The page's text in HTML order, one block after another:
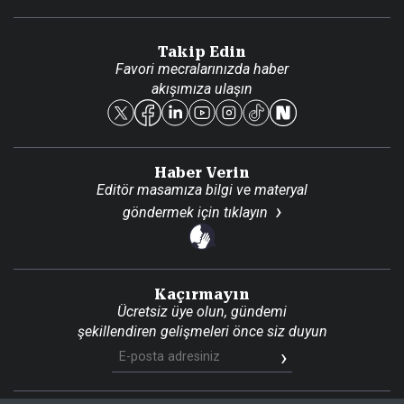
Reklam Ver
Takip Edin
Favori mecralarınızda haber
akışımıza ulaşın
Haber Verin
Editör masamıza bilgi ve materyal
göndermek için tıklayın
Kaçırmayın
Ücretsiz üye olun, gündemi
şekillendiren gelişmeleri önce siz duyun